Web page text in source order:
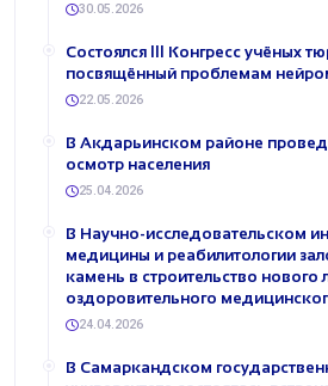
30.05.2026
Состоялся III Конгресс учёных
посвящённый проблемам
22.05.2026
В Акдарьинском районе
осмотр населения
25.04.2026
В Научно-исследовательском
медицины и реабилитологии
камень в строительство нового
оздоровительного
24.04.2026
В Самаркандском